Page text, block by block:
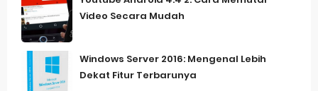
Video Secara Mudah
Windows Server 2016: Mengenal Lebih
Dekat Fitur Terbarunya